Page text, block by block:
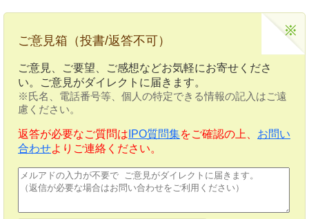
ご意見箱（投書/返答不可）
ご意見、ご要望、ご感想などお気軽にお寄せくださ
い。ご意見がダイレクトに届きます。
※氏名、電話番号等、個人の特定できる情報の記入はご遠
慮ください。
返答が必要なご質問は IPO質問集をご確認の上、 お問い
合わせよりご連絡ください。